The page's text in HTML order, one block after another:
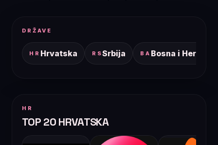
DRŽAVE
HR Hrvatska RSSrbija BA Bosna i
HR
TOP 20 HRVATSKA